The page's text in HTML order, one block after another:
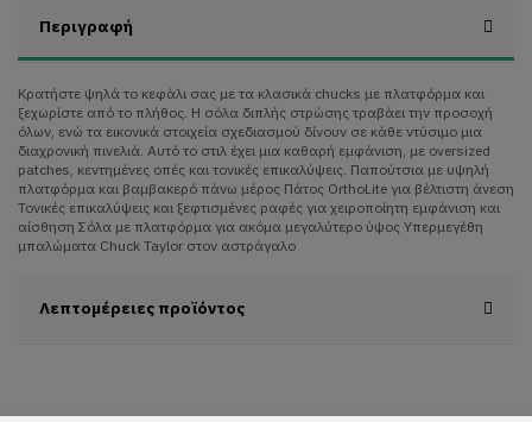
Περιγραφή
Κρατήστε ψηλά το κεφάλι σας με τα κλασικά chucks με πλατφόρμα και
ξεχωρίστε από το πλήθος. Η σόλα διπλής στρώσης τραβάει την προσοχή
όλων, ενώ τα εικονικά στοιχεία σχεδιασμού δίνουν σε κάθε ντύσιμο μια
διαχρονική πινελιά. Αυτό το στιλ έχει μια καθαρή εμφάνιση, με oversized
patches, κεντημένες οπές και τονικές επικαλύψεις. Παπούτσια με υψηλή
πλατφόρμα και βαμβακερό πάνω μέρος Πάτος OrthoLite για βέλτιστη άνεση
Τονικές επικαλύψεις και ξεφτισμένες ραφές για χειροποίητη εμφάνιση και
αίσθηση Σόλα με πλατφόρμα για ακόμα μεγαλύτερο ύψος Υπερμεγέθη
μπαλώματα Chuck Taylor στον αστράγαλο
Λεπτομέρειες προϊόντος